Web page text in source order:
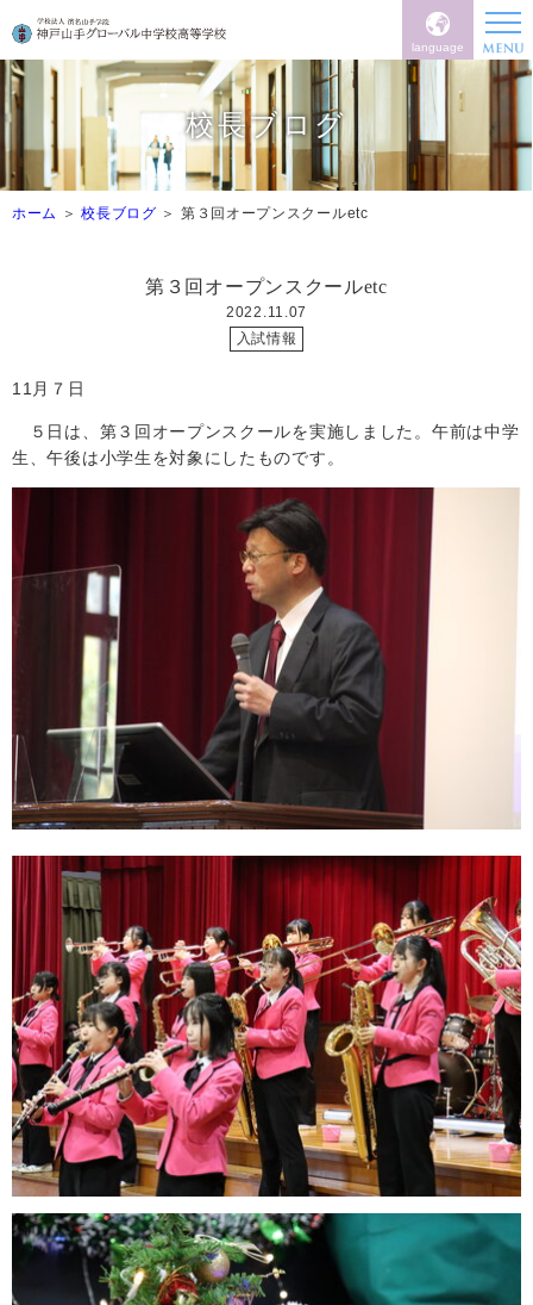
language
校長ブログ
ホーム 校長ブログ 第３回オープンスクールetc
第３回オープンスクールetc
2022.11.07
入試情報
11月７日
５日は、第３回オープンスクールを実施しました。午前は中学
生、午後は小学生を対象にしたものです。